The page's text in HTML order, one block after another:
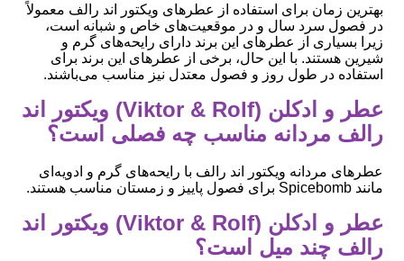
بهترین زمان برای استفاده از عطرهای ویکتور اند رالف معمولاً
در فصول سرد سال و در موقعیت‌های خاص و شبانه است،
زیرا بسیاری از عطرهای این برند دارای رایحه‌های گرم و
شیرین هستند. با این حال، برخی از عطرهای این برند برای
استفاده در طول روز و فصول معتدل نیز مناسب می‌باشند.
عطر و ادکلن (Viktor & Rolf) ویکتور اند
رالف مردانه مناسب چه فصلی است؟
عطرهای مردانه ویکتور اند رالف با رایحه‌های گرم و ادویه‌ای
مانند Spicebomb برای فصول پاییز و زمستان مناسب هستند.
عطر و ادکلن (Viktor & Rolf) ویکتور اند
رالف چند میل است؟